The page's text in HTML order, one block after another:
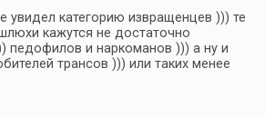
увидел категорию извращенцев ))) те
кажутся не достаточно
педофилов и наркоманов ))) а ну и
трансов ))) или таких менее